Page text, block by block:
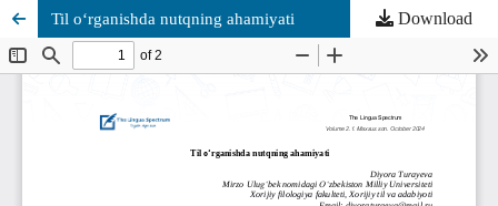
Til o‘rganishda nutqning ahamiyati Download